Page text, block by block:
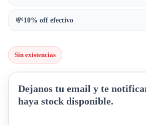
💸10% off efectivo
Sin existencias
Dejanos tu email y te
haya stock disponible.